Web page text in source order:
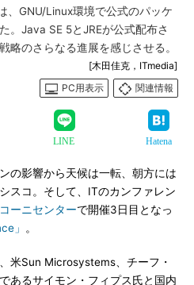
、GNU/Linux環境で公式のパッケ
。Java SE 5とJREが公式配布さ
略のさらなる進展を感じさせる。
[木田佳克，ITmedia]
PC用表示
関連情報
LINE Hatena
の影響から天候は一転、朝方には
スコ。そして、ITのカンファレン
ーニセンターで開催3日目となっ
」 。
米Sun Microsystems、チーフ・
あるサイモン・フィプス氏と国内